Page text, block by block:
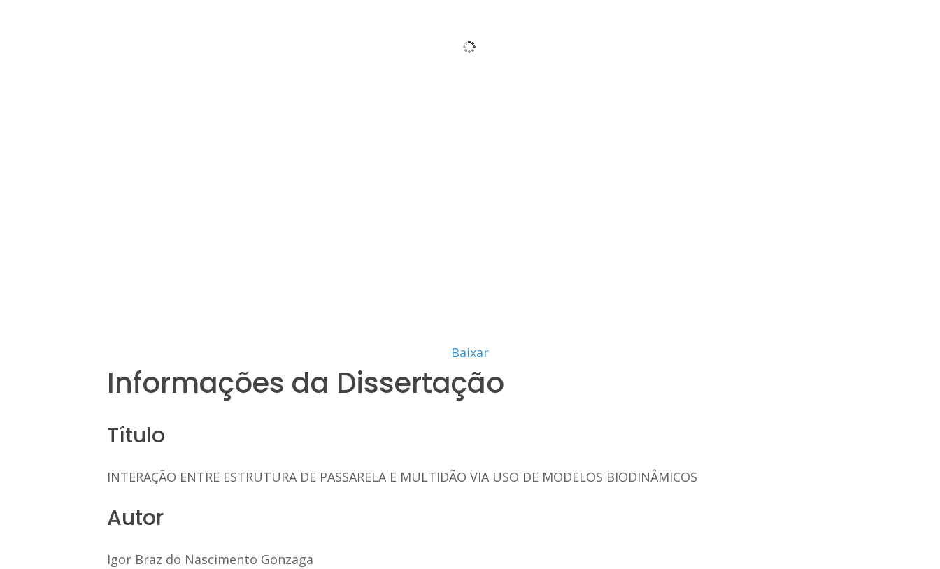
Baixar
Informações da Dissertação
Título
INTERAÇÃO ENTRE ESTRUTURA DE PASSARELA E MULTIDÃO VIA USO DE MODELOS BIODINÂMICOS
Autor
Igor Braz do Nascimento Gonzaga